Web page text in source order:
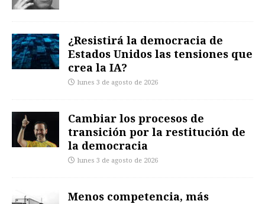
¿Resistirá la democracia de
Estados Unidos las tensiones que
crea la IA?
lunes 3 de agosto de 2026
Cambiar los procesos de
transición por la restitución de
la democracia
lunes 3 de agosto de 2026
Menos competencia, más